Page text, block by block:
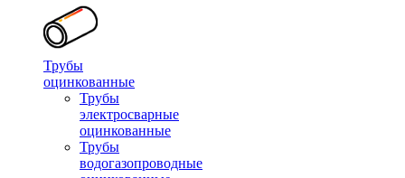
Трубы
оцинкованные
Трубы
электросварные
оцинкованные
Трубы
водогазопроводные